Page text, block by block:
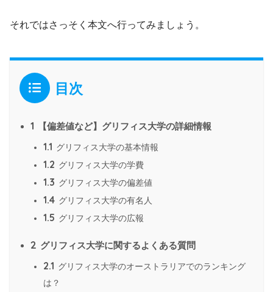
それではさっそく本文へ行ってみましょう。
目次
1 【偏差値など】グリフィス大学の詳細情報
1.1 グリフィス大学の基本情報
1.2 グリフィス大学の学費
1.3 グリフィス大学の偏差値
1.4 グリフィス大学の有名人
1.5 グリフィス大学の広報
2 グリフィス大学に関するよくある質問
2.1 グリフィス大学のオーストラリアでのランキング
は？